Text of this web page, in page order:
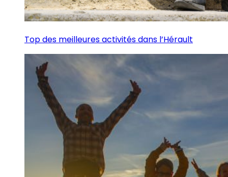
Top des meilleures activités dans l’Hérault